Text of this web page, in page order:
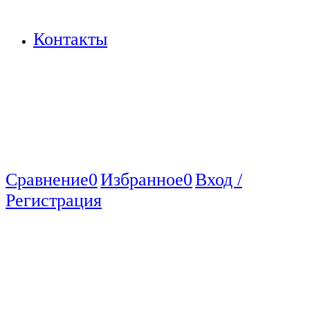
Контакты
Сравнение0Избранное0Вход /
Регистрация